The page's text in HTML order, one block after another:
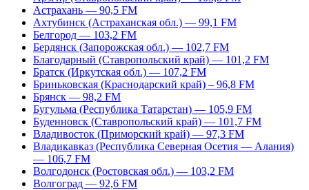
Астрахань — 90,5 FM
Ахтубинск (Астраханская обл.) — 99,1 FM
Белгород — 103,2 FM
Бердянск (Запорожская обл.) — 102,7 FM
Благодарный (Ставропольский край) — 101,2 FM
Братск (Иркутская обл.) — 107,2 FM
Бриньковская (Краснодарский край) – 96,8 FM
Брянск — 98,2 FM
Бугульма (Республика Татарстан) — 105,9 FM
Буденновск (Ставропольский край) — 101,7 FM
Владивосток (Приморский край) — 97,3 FM
Владикавказ (Республика Северная Осетия — Алания)
— 106,7 FM
Волгодонск (Ростовская обл.) — 103,2 FM
Волгоград — 92,6 FM